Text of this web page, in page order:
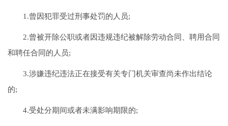
1.曾因犯罪受过刑事处罚的人员;
2.曾被开除公职或者因违规违纪被解除劳动合同、聘用合同
和聘任合同的人员;
3.涉嫌违纪违法正在接受有关专门机关审查尚未作出结论
的;
4.受处分期间或者未满影响期限的;